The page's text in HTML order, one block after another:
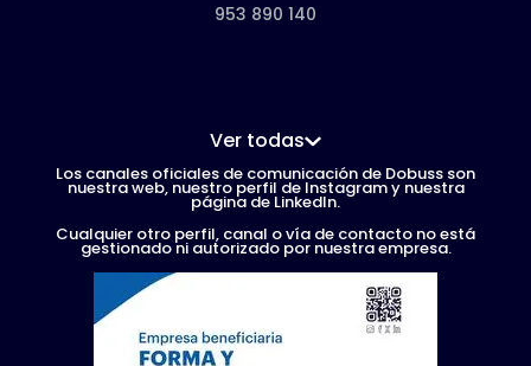
953 890 140
Ver todas
Los canales oficiales de comunicación de Dobuss son
nuestra web, nuestro perfil de Instagram y nuestra
página de LinkedIn.
Cualquier otro perfil, canal o vía de contacto no está
gestionado ni autorizado por nuestra empresa.